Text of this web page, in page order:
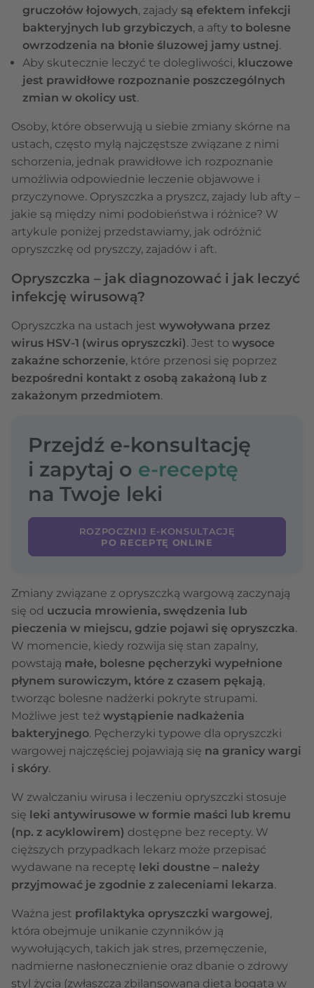
gruczołów łojowych, zajady są efektem infekcji
bakteryjnych lub grzybiczych, a afty to bolesne
owrzodzenia na błonie śluzowej jamy ustnej.
Aby skutecznie leczyć te dolegliwości, kluczowe
jest prawidłowe rozpoznanie poszczególnych
zmian w okolicy ust.
Osoby, które obserwują u siebie zmiany skórne na
ustach, często mylą najczęstsze związane z nimi
schorzenia, jednak prawidłowe ich rozpoznanie
umożliwia odpowiednie leczenie objawowe i
przyczynowe. Opryszczka a pryszcz, zajady lub afty –
jakie są między nimi podobieństwa i różnice? W
artykule poniżej przedstawiamy, jak odróżnić
opryszczkę od pryszczy, zajadów i aft.
Opryszczka – jak diagnozować i jak leczyć
infekcję wirusową?
Opryszczka na ustach jest wywoływana przez
wirus HSV-1 (wirus opryszczki). Jest to wysoce
zakaźne schorzenie, które przenosi się poprzez
bezpośredni kontakt z osobą zakażoną lub z
zakażonym przedmiotem.
Przejdź e-konsultację
i zapytaj o e-receptę
na Twoje leki
ROZPOCZNIJ E-KONSULTACJĘ
PO RECEPTĘ ONLINE
Zmiany związane z opryszczką wargową zaczynają
się od uczucia mrowienia, swędzenia lub
pieczenia w miejscu, gdzie pojawi się opryszczka.
W momencie, kiedy rozwija się stan zapalny,
powstają małe, bolesne pęcherzyki wypełnione
płynem surowiczym, które z czasem pękają,
tworząc bolesne nadżerki pokryte strupami.
Możliwe jest też wystąpienie nadkażenia
bakteryjnego. Pęcherzyki typowe dla opryszczki
wargowej najczęściej pojawiają się na granicy wargi
i skóry.
W zwalczaniu wirusa i leczeniu opryszczki stosuje
się leki antywirusowe w formie maści lub kremu
(np. z acyklowirem) dostępne bez recepty. W
cięższych przypadkach lekarz może przepisać
wydawane na receptę leki doustne – należy
przyjmować je zgodnie z zaleceniami lekarza.
Ważna jest profilaktyka opryszczki wargowej,
która obejmuje unikanie czynników ją
wywołujących, takich jak stres, przemęczenie,
nadmierne nasłonecznienie oraz dbanie o zdrowy
styl życia (zwłaszcza zbilansowana dieta bogata w